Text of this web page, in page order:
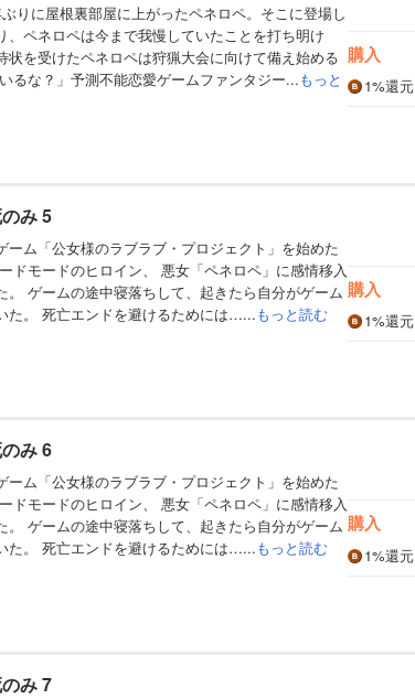
りに屋根裏部屋に上がったペネロペ。そこに登場し
、ペネロペは今まで我慢していたことを打ち明け
状を受けたペネロペは狩猟大会に向けて備え始める
るな？」予測不能恋愛ゲームファンタジー...もっと
購入
1%還元
み 5
ーム「公女様のラブラブ・プロジェクト」を始めた
ドモードのヒロイン、 悪女「ペネロペ」に感情移入
。 ゲームの途中寝落ちして、起きたら自分がゲーム
た。 死亡エンドを避けるためには…...もっと読む
購入
1%還元
み 6
ーム「公女様のラブラブ・プロジェクト」を始めた
ドモードのヒロイン、 悪女「ペネロペ」に感情移入
。 ゲームの途中寝落ちして、起きたら自分がゲーム
た。 死亡エンドを避けるためには…...もっと読む
購入
1%還元
み 7